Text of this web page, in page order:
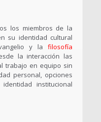
los miembros de la
su identidad cultural
y lafilosofía
la interacción las
trabajo en equipo sin
personal, opciones
institucional